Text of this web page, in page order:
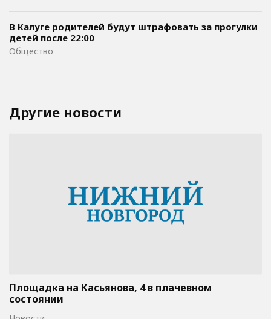
В Калуге родителей будут штрафовать за прогулки
детей после 22:00
Общество
Другие новости
Площадка на Касьянова, 4 в плачевном
состоянии